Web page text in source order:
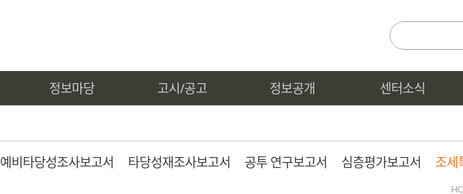
정보마당 고시/공고 정보공개 센터소식
예비타당성조사보고서 타당성재조사보고서 공투 연구보고서 심층평가보고서 조세